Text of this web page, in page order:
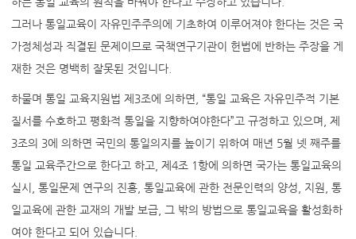
그러나 통일교육이 자유민주주의에 기초하여 이루어져야 한다는 것은 국
가정체성과 직결된 문제이므로 국책연구기관이 헌법에 반하는 주장을 게
재한 것은 명백히 잘못된 것입니다.
하물며 통일 교육지원법 제3조에 의하면, “통일 교육은 자유민주적 기본
질서를 수호하고 평화적 통일을 지향하여야한다”고 규정하고 있으며, 제
3조의 3에 의하면 국민의 통일의지를 높이기 위하여 매년 5월 넷 째주를
통일 교육주간으로 한다고 하고, 제4조 1항에 의하면 국가는 통일교육의
실시, 통일문제 연구의 진흥, 통일교육에 관한 전문인력의 양성, 지원, 통
일교육에 관한 교재의 개발 보급, 그 밖의 방법으로 통일교육을 활성화하
여야 한다고 되어 있습니다.